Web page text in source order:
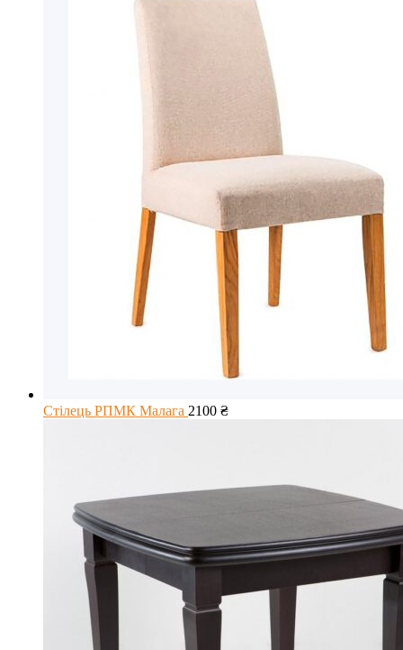
Стілець РПМК Малага 2100 ₴